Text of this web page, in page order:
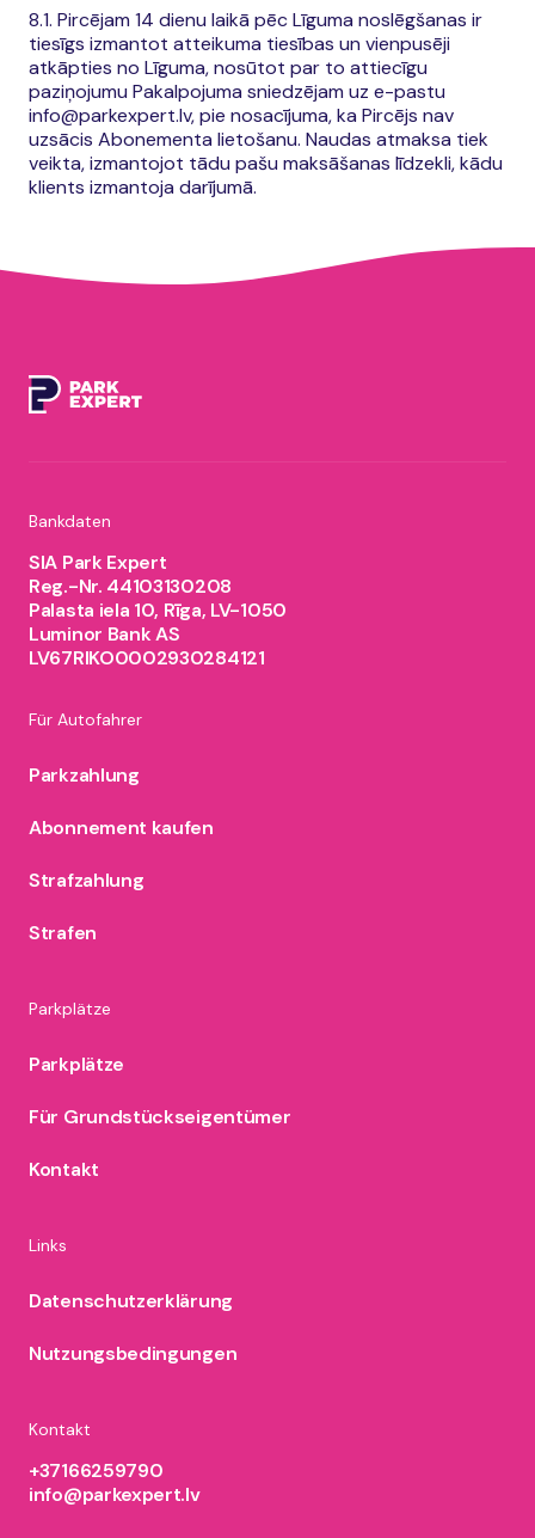
8.1. Pircējam 14 dienu laikā pēc Līguma noslēgšanas ir
tiesīgs izmantot atteikuma tiesības un vienpusēji
atkāpties no Līguma, nosūtot par to attiecīgu
paziņojumu Pakalpojuma sniedzējam uz e-pastu
info@parkexpert.lv, pie nosacījuma, ka Pircējs nav
uzsācis Abonementa lietošanu. Naudas atmaksa tiek
veikta, izmantojot tādu pašu maksāšanas līdzekli, kādu
klients izmantoja darījumā.
Bankdaten
SIA Park Expert
Reg.-Nr. 44103130208
Palasta iela 10, Rīga, LV-1050
Luminor Bank AS
LV67RIKO0002930284121
Für Autofahrer
Parkzahlung
Abonnement kaufen
Strafzahlung
Strafen
Parkplätze
Parkplätze
Für Grundstückseigentümer
Kontakt
Links
Datenschutzerklärung
Nutzungsbedingungen
Kontakt
+37166259790
info@parkexpert.lv